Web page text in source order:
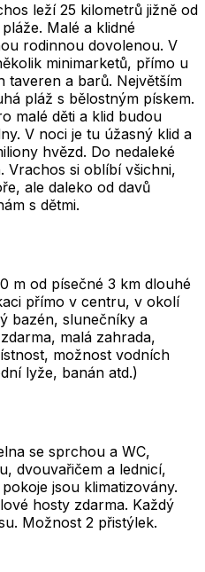
leží 25 kilometrů jižně od
Malé a klidné
rodinnou dovolenou. V
minimarketů, přímo u
taveren a barů. Největším
pláž s bělostným pískem.
malé děti a klid budou
V noci je tu úžasný klid a
hvězd. Do nedaleké
Vrachos si oblíbí všichni,
ale daleko od davů
s dětmi.
m od písečné 3 km dlouhé
přímo v centru, v okolí
bazén, slunečníky a
malá zahrada,
možnost vodních
lyže, banán atd.)
se sprchou a WC,
dvouvařičem a lednicí,
jsou klimatizovány.
hosty zdarma. Každý
Možnost 2 přistýlek.